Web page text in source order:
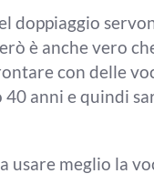
doppiaggio
è anche vero
con delle
40 anni equindi
usare meglio la